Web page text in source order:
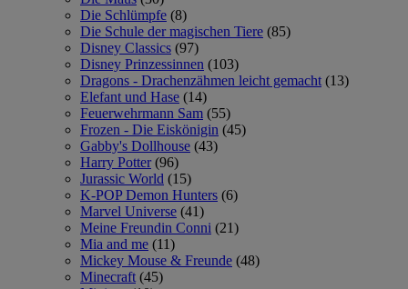
Die Schlümpfe (8)
Die Schule der magischen Tiere (85)
Disney Classics (97)
Disney Prinzessinnen (103)
Dragons - Drachenzähmen leicht gemacht (13)
Elefant und Hase (14)
Feuerwehrmann Sam (55)
Frozen - Die Eiskönigin (45)
Gabby's Dollhouse (43)
Harry Potter (96)
Jurassic World (15)
K-POP Demon Hunters (6)
Marvel Universe (41)
Meine Freundin Conni (21)
Mia and me (11)
Mickey Mouse & Freunde (48)
Minecraft (45)